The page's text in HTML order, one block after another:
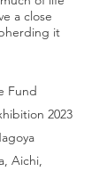
a close
it
Fund
2023
Aichi,